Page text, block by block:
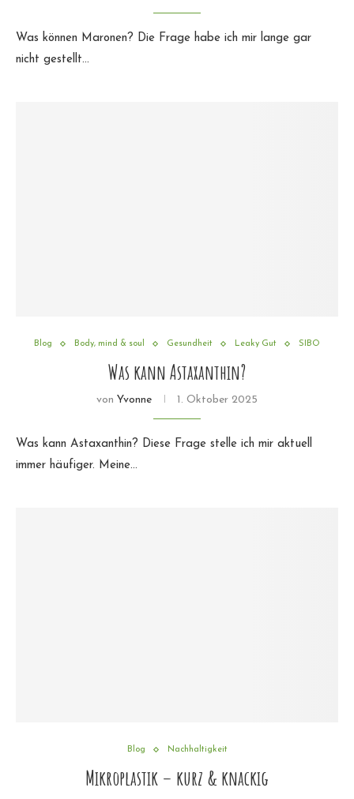
Was können Maronen? Die Frage habe ich mir lange gar
nicht gestellt…
Blog Body, mind & soul Gesundheit Leaky Gut SIBO
Was kann Astaxanthin?
von Yvonne 1. Oktober 2025
Was kann Astaxanthin? Diese Frage stelle ich mir aktuell
immer häufiger. Meine…
Blog Nachhaltigkeit
Mikroplastik – kurz & knackig